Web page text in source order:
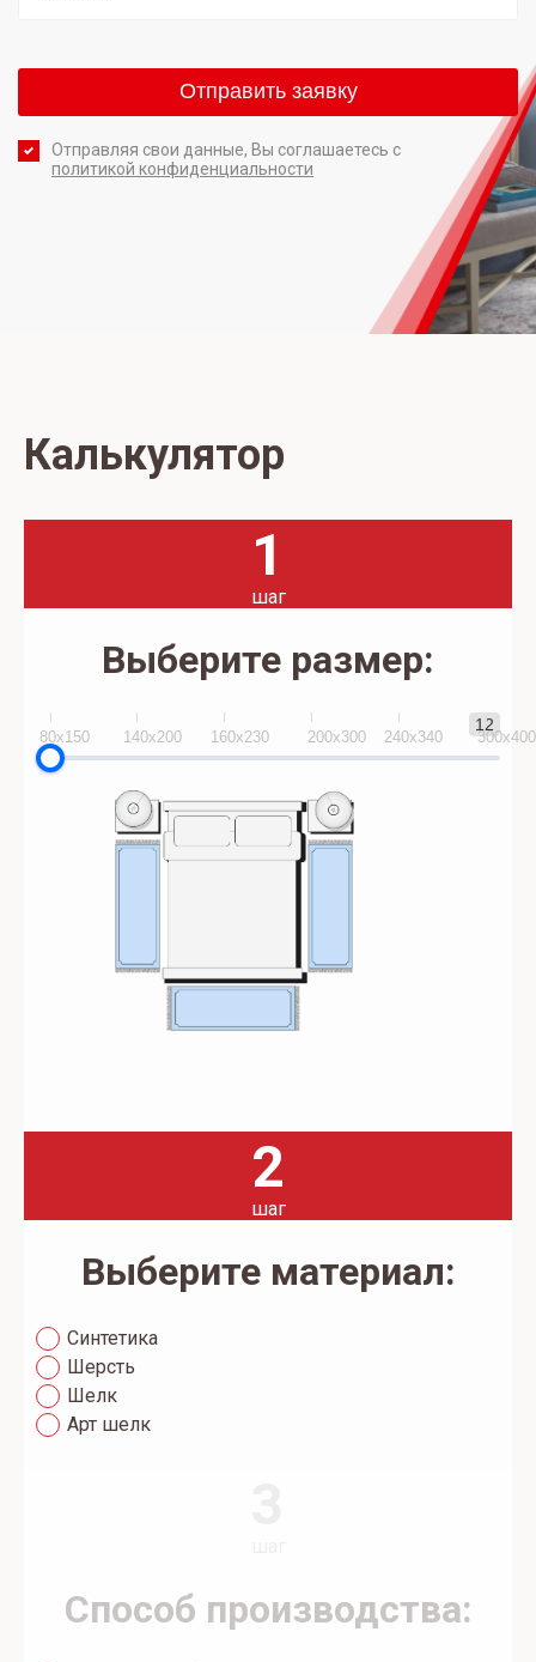
Отправляя свои данные, Вы соглашаетесь с
политикой конфиденциальности
Калькулятор
1
шаг
Выберите размер:
12
80x150 140х200 160х230 200х300 240х340 300х400
2
шаг
Выберите материал:
Синтетика
Шерсть
Шелк
Арт шелк
Способ производства: